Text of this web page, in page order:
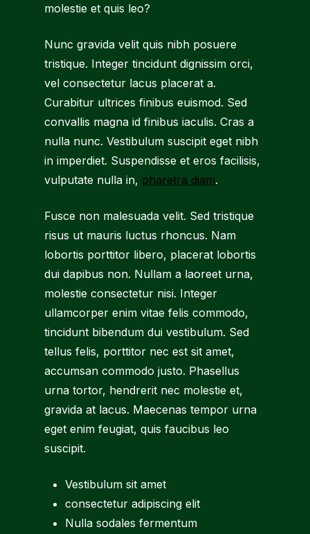
molestie et quis leo?
Nunc gravida velit quis nibh posuere
tristique. Integer tincidunt dignissim orci,
vel consectetur lacus placerat a.
Curabitur ultrices finibus euismod. Sed
convallis magna id finibus iaculis. Cras a
nulla nunc. Vestibulum suscipit eget nibh
in imperdiet. Suspendisse et eros facilisis,
vulputate nulla in, pharetra diam.
Fusce non malesuada velit. Sed tristique
risus ut mauris luctus rhoncus. Nam
lobortis porttitor libero, placerat lobortis
dui dapibus non. Nullam a laoreet urna,
molestie consectetur nisi. Integer
ullamcorper enim vitae felis commodo,
tincidunt bibendum dui vestibulum. Sed
tellus felis, porttitor nec est sit amet,
accumsan commodo justo. Phasellus
urna tortor, hendrerit nec molestie et,
gravida at lacus. Maecenas tempor urna
eget enim feugiat, quis faucibus leo
suscipit.
Vestibulum sit amet
consectetur adipiscing elit
Nulla sodales fermentum